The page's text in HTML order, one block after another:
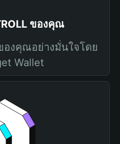
ของคุณ
องคุณอย่างมั่นใจโดย
Wallet